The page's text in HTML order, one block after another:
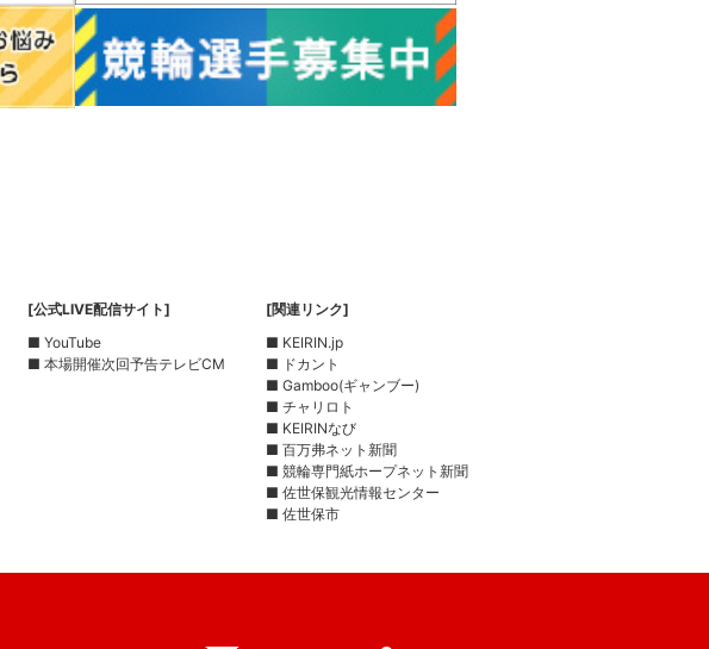
[公式LIVE配信サイト]
■ YouTube
■ 本場開催次回予告テレビCM
[関連リンク]
■ KEIRIN.jp
■ ドカント
■ Gamboo(ギャンブー)
■ チャリロト
■ KEIRINなび
■ 百万弗ネット新聞
■ 競輪専門紙ホープネット新聞
■ 佐世保観光情報センター
■ 佐世保市